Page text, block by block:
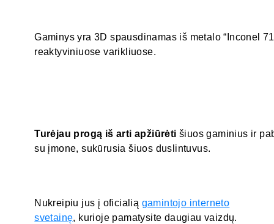
Gaminys yra 3D spausdinamas iš metalo “Inconel
reaktyviniuose varikliuose.
Turėjau progą iš arti apžiūrėti šiuos gaminius ir
su įmone, sukūrusia šiuos duslintuvus.
Nukreipiu jus į oficialią gamintojo interneto
svetainę, kurioje pamatysite daugiau vaizdų.